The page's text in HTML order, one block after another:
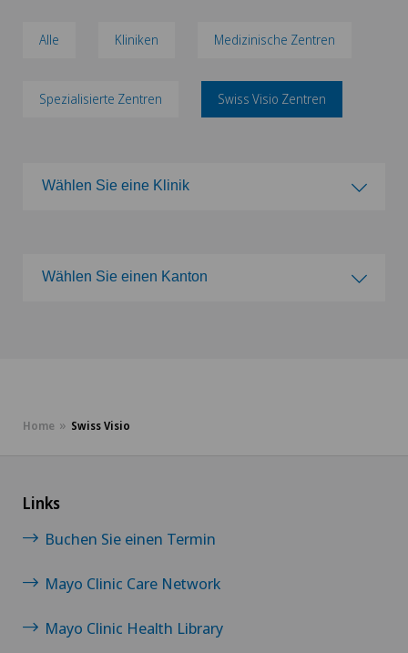
Alle Kliniken Medizinische Zentren
Spezialisierte Zentren Swiss Visio Zentren
Wählen Sie eine Klinik
Clinica Ars Medica
Clinique de Montchoisi
Clinique Générale Ste-Anne
Clinique Générale-Beaulieu
Clinique Montbrillant
Wählen Sie einen Kanton
BE
SH
Home Swiss Visio
Links
Buchen Sie einen Termin
Mayo Clinic Care Network
Mayo Clinic Health Library